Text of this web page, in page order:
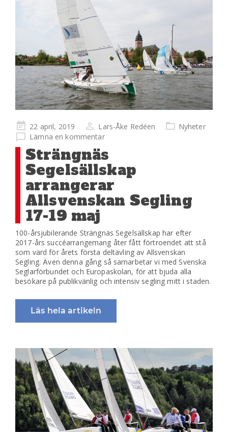
Publicerad
på
22 april, 2019 Lars-Åke Redéen
Nyheter
Lämna en kommentar
Strängnäs
Segelsällskap
arrangerar
Allsvenskan Segling
17-19 maj
100-årsjubilerande Strängnäs Segelsällskap har efter
2017-års succéarrangemang åter fått förtroendet att stå
som värd för årets första deltävling av Allsvenskan
Segling. Även denna gång så samarbetar vi med Svenska
Seglarförbundet och Europaskolan, för att bjuda alla
besökare på publikvänlig och intensiv segling mitt i staden.
Läs hela artikeln